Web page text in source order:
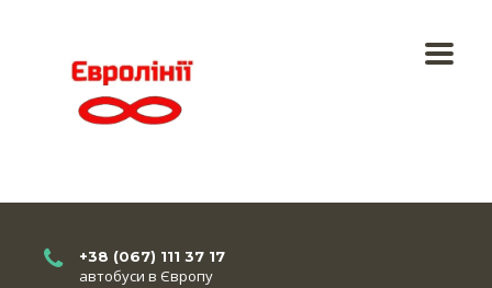
+38 (067) 111 37 17
автобуси в Європу